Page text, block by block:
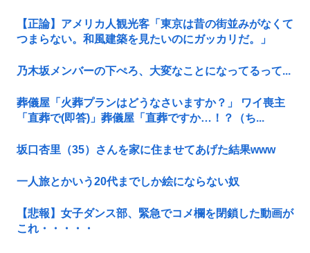
【正論】アメリカ人観光客「東京は昔の街並みがなくて
つまらない。和風建築を見たいのにガッカリだ。」
乃木坂メンバーの下ぺろ、大変なことになってるって...
葬儀屋「火葬プランはどうなさいますか？」 ワイ喪主
「直葬で(即答)」葬儀屋「直葬ですか…！？（ち...
坂口杏里（35）さんを家に住ませてあげた結果www
一人旅とかいう20代までしか絵にならない奴
【悲報】女子ダンス部、緊急でコメ欄を閉鎖した動画が
これ・・・・・